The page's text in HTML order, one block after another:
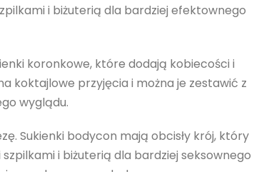
i biżuterią dla bardziej efektownego
koronkowe, które dodają kobiecości i
koktajlowe przyjęcia i można je zestawić z
wyglądu.
Sukienki bodycon mają obcisły krój, który
i biżuterią dla bardziej seksownego